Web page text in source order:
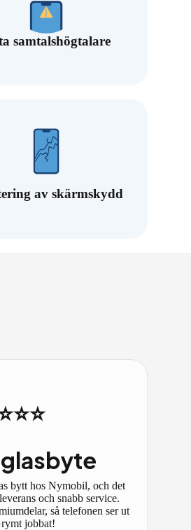
samtalshögtalare
av skärmskydd
bytt hos Nymobil, och det
och snabb service.
så telefonen ser ut
jobbat!